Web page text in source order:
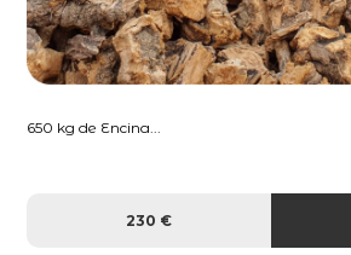
650 kg de Encina...
230 €